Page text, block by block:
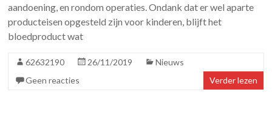
aandoening, en rondom operaties. Ondank dat er wel aparte
producteisen opgesteld zijn voor kinderen, blijft het
bloedproduct wat
62632190 26/11/2019
Nieuws
Geen reacties
Verder lezen